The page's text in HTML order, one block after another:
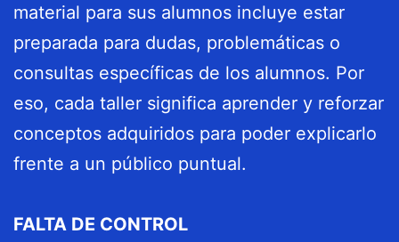
material para sus alumnos incluye estar
preparada para dudas, problemáticas o
consultas específicas de los alumnos. Por
eso, cada taller significa aprender y reforzar
conceptos adquiridos para poder explicarlo
frente a un público puntual.
FALTA DE CONTROL